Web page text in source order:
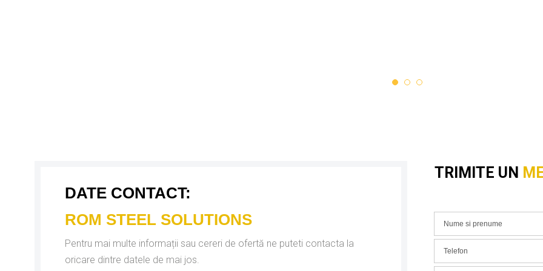
DATE CONTACT:
ROM STEEL SOLUTIONS
Pentru mai multe informații sau cereri de ofertă ne puteti contacta la
oricare dintre datele de mai jos.
TRIMITE UN